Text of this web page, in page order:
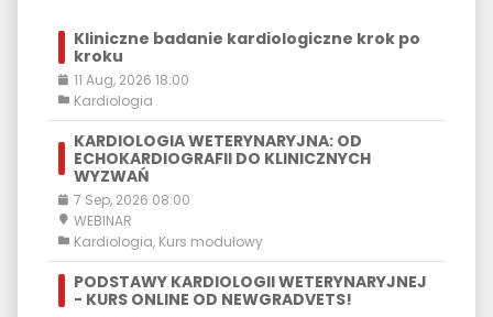
Kliniczne badanie kardiologiczne krok po
kroku
11 Aug, 2026 18:00
Kardiologia
KARDIOLOGIA WETERYNARYJNA: OD
ECHOKARDIOGRAFII DO KLINICZNYCH
WYZWAŃ
7 Sep, 2026 08:00
WEBINAR
Kardiologia, Kurs modułowy
PODSTAWY KARDIOLOGII WETERYNARYJNEJ
- KURS ONLINE OD NEWGRADVETS!